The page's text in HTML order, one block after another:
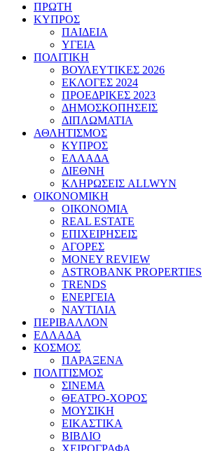
ΠΡΩΤΗ
ΚΥΠΡΟΣ
ΠΑΙΔΕΙΑ
ΥΓΕΙΑ
ΠΟΛΙΤΙΚΗ
ΒΟΥΛΕΥΤΙΚΕΣ 2026
ΕΚΛΟΓΕΣ 2024
ΠΡΟΕΔΡΙΚΕΣ 2023
ΔΗΜΟΣΚΟΠΗΣΕΙΣ
ΔΙΠΛΩΜΑΤΙΑ
ΑΘΛΗΤΙΣΜΟΣ
ΚΥΠΡΟΣ
ΕΛΛΑΔΑ
ΔΙΕΘΝΗ
ΚΛΗΡΩΣΕΙΣ ALLWYN
ΟΙΚΟΝΟΜΙΚΗ
ΟΙΚΟΝΟΜΙΑ
REAL ESTATE
ΕΠΙΧΕΙΡΗΣΕΙΣ
ΑΓΟΡΕΣ
MONEY REVIEW
ASTROBANK PROPERTIES
TRENDS
ΕΝΕΡΓΕΙΑ
ΝΑΥΤΙΛΙΑ
ΠΕΡΙΒΑΛΛΟΝ
ΕΛΛΑΔΑ
ΚΟΣΜΟΣ
ΠΑΡΑΞΕΝΑ
ΠΟΛΙΤΙΣΜΟΣ
ΣΙΝΕΜΑ
ΘΕΑΤΡΟ-ΧΟΡΟΣ
ΜΟΥΣΙΚΗ
ΕΙΚΑΣΤΙΚΑ
ΒΙΒΛΙΟ
ΧΕΙΡΟΓΡΑΦΑ